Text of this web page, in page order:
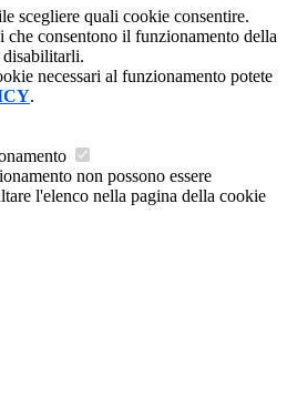
scegliere quali cookie consentire.
che consentono il funzionamento della
disabilitarli.
necessari al funzionamento potete
.
non possono essere
l'elenco nella pagina della cookie